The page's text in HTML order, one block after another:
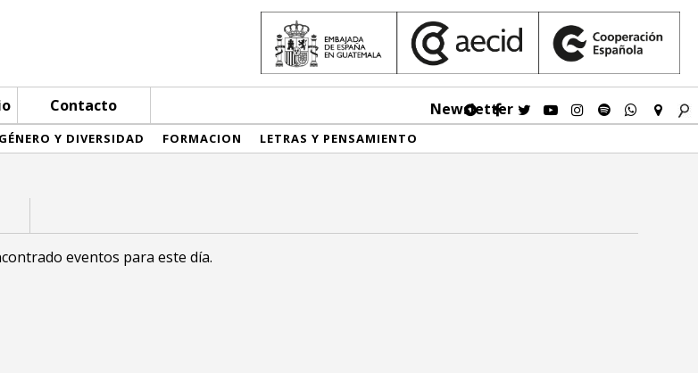
Contacto Newsletter
GÉNERO Y DIVERSIDAD FORMACION LETRAS Y PENSAMIENTO
eventos para este día.